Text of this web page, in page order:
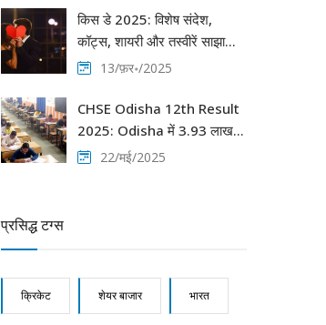
किस डे 2025: विशेष संदेश,
कॉट्स, शायरी और तस्वीरें साझा
करने के लिए
13/फ़र॰/2025
CHSE Odisha 12th Result
2025: Odisha में 3.93 लाख
छात्रों के लिए घोषित हुए नतीजे
22/मई/2025
प्रसिद्ध टग्स
क्रिकेट शेयर बाजार भारत